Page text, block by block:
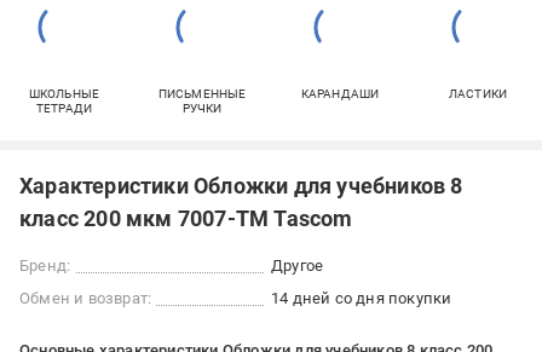
ШКОЛЬНЫЕ
ТЕТРАДИ
ПИСЬМЕННЫЕ
РУЧКИ
КАРАНДАШИ ЛАСТИКИ
Характеристики Обложки для учебников 8
класс 200 мкм 7007-ТМ Tascom
Бренд:
Другое
Обмен и возврат:
14 дней со дня покупки